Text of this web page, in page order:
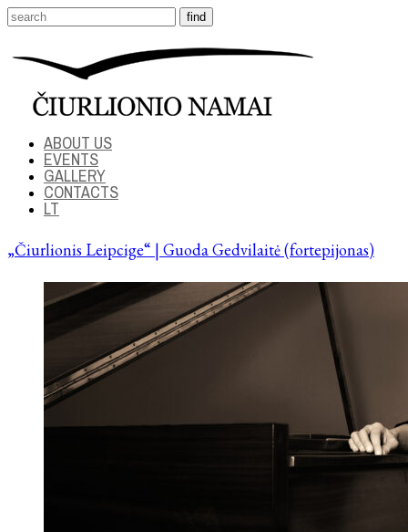
ABOUT US
EVENTS
GALLERY
CONTACTS
LT
„Čiurlionis Leipcige“ | Guoda Gedvilaitė (fortepijonas)